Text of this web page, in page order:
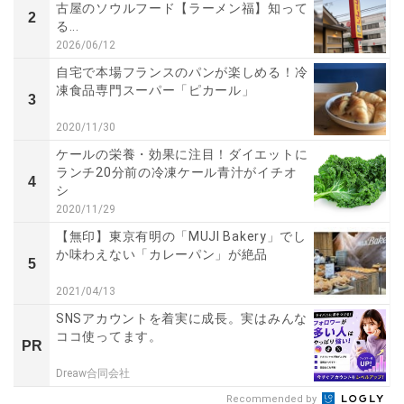
2
古屋のソウルフード【ラーメン福】知って
る...
2026/06/12
3
自宅で本場フランスのパンが楽しめる！冷
凍食品専門スーパー「ピカール」
2020/11/30
4
ケールの栄養・効果に注目！ダイエットに
ランチ20分前の冷凍ケール青汁がイチオ
シ
2020/11/29
5
【無印】東京有明の「MUJI Bakery」でし
か味わえない「カレーパン」が絶品
2021/04/13
PR
SNSアカウントを着実に成長。実はみんな
ココ使ってます。
Dreaw合同会社
Recommended by